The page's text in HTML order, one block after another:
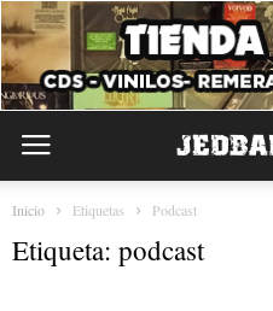
Inicio Etiquetas Podcast
Etiqueta: podcast